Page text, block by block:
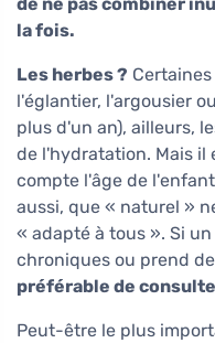
de ne pas combiner
la fois.
Les herbes ?
l'églantier, l'argousier
plus d'un an), ailleurs,
de l'hydratation. Mais il
compte l'âge de
aussi, que « naturel »
« adapté à tous ». Si
chroniques ou prend
préférable de
Peut-être le plus